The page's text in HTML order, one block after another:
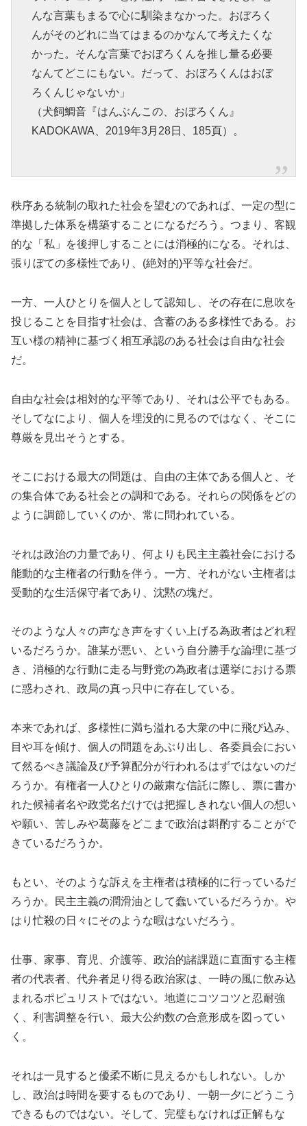
んな言葉もまるで心に馴染まなかった。おぼろく
んがそのどれに当てはまるのかなんて考えたくな
かった。そんな言葉でおぼろくんを推し量る必要
なんてどこにもない。だって、おぼろくんはおぼ
ろくんじゃないか」
（犬飼鯛音『はんぶんこの、おぼろくん』
KADOKAWA、2019年3月28日、185頁）。
秩序ある統制の取れた社会を望むのであれば、一定の型に
準拠した体系を構築することになるだろう。つまり、客観
的な「私」を後押しすることには消極的になる。それは、
張りぼての多様性であり、(絶対的)平等な社会だ。
一方、一人ひとりを個人として認知し、その存在に息吹を
投じることを目指す社会は、含蓄のある多様性である。お
互い様の精神に基づく相互承認のある社会は自由な社会
だ。
自由な社会は相対的な平等であり、それは公平でもある。
そしてなにより、個人を埋没的に見るのではなく、そこに
尊厳を見出そうとする。
そこにおける最大の問題は、自由の主体である個人と、そ
の集合体である社会との調和である。それらの関係をどの
ように調節していくのか、常に問われている。
それは政治の力量であり、何よりも民主主義社会における
能動的な主権者の行動を伴う。一方、それがない主権者は
受動的な生活保守者であり、沈黙の塊だ。
そのような人々の声なき声をすくい上げる為政者はどれ程
いるだろうか。誰某が悪い、という自分勝手な論理に基づ
き、消極的な行動に走る与野党の為政者は選挙における票
に惑わされ、政局の真っ只中に存在している。
本来であれば、多様性に満ち溢れる大衆の中に飛び込み、
目や耳を傾け、個人の問題をあぶり出し、各委員会におい
て然るべき議論及び予算配分が行われるはずではないのだ
ろうか。有権者一人ひとりの厳粛な信託に際し、票に書か
れた候補者名や政党名だけでは把握しきれない個人の想い
や願い、苦しみや葛藤をどこまで政治は斟酌することがで
きているだろうか。
もとい、そのような訴えを主権者は積極的に行っているだ
ろうか。民主主義の潤滑油として蠢いているだろうか。や
はり忙殺の日々にそのような暇はないだろう。
仕事、家事、育児、介護等、政治的諸課題に直面する主権
者の代表者、代弁者足り得る政治家は、一時の風に飲み込
まれるポピュリストではない。地道にコツコツと忍耐強
く、利害調整を行い、最大公約数の合意形成を図ってい
く。
それは一見すると優柔不断に見えるかもしれない。しか
し、政治は時間を要するものであり、一朝一夕にどうこう
できるものではない。そして、完璧もなければ正解もな